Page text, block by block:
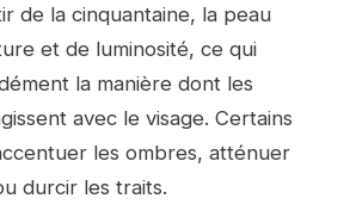
de la cinquantaine, la peau
et de luminosité, ce qui
la manière dont les
avec le visage. Certains
les ombres, atténuer
durcir les traits.